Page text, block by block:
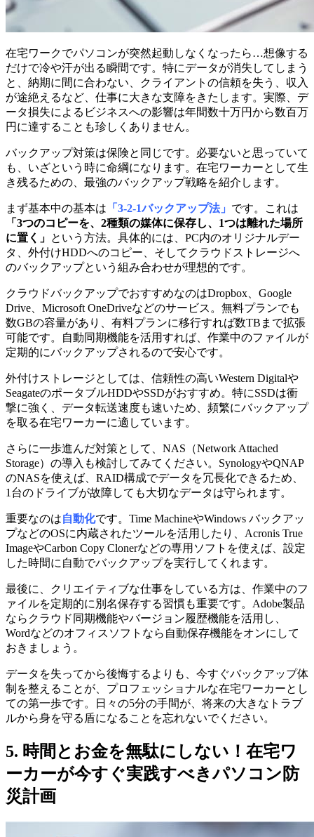
在宅ワークでパソコンが突然起動しなくなったら…想像する
だけで冷や汗が出る瞬間です。特にデータが消失してしまう
と、納期に間に合わない、クライアントの信頼を失う、収入
が途絶えるなど、仕事に大きな支障をきたします。実際、デ
ータ損失によるビジネスへの影響は年間数十万円から数百万
円に達することも珍しくありません。
バックアップ対策は保険と同じです。必要ないと思っていて
も、いざという時に命綱になります。在宅ワーカーとして生
き残るための、最強のバックアップ戦略を紹介します。
まず基本中の基本は 「3-2-1バックアップ法」 です。これは
「3つのコピーを、2種類の媒体に保存し、1つは離れた場所
に置く」 という方法。具体的には、PC内のオリジナルデー
タ、外付けHDDへのコピー、そしてクラウドストレージへ
のバックアップという組み合わせが理想的です。
クラウドバックアップでおすすめなのはDropbox、Google
Drive、Microsoft OneDriveなどのサービス。無料プランでも
数GBの容量があり、有料プランに移行すれば数TBまで拡張
可能です。自動同期機能を活用すれば、作業中のファイルが
定期的にバックアップされるので安心です。
外付けストレージとしては、信頼性の高いWestern Digitalや
SeagateのポータブルHDDやSSDがおすすめ。特にSSDは衝
撃に強く、データ転送速度も速いため、頻繁にバックアップ
を取る在宅ワーカーに適しています。
さらに一歩進んだ対策として、NAS（Network Attached
Storage）の導入も検討してみてください。SynologyやQNAP
のNASを使えば、RAID構成でデータを冗長化できるため、
1台のドライブが故障しても大切なデータは守られます。
重要なのは自動化です。Time MachineやWindows バックアッ
プなどのOSに内蔵されたツールを活用したり、Acronis True
ImageやCarbon Copy Clonerなどの専用ソフトを使えば、設定
した時間に自動でバックアップを実行してくれます。
最後に、クリエイティブな仕事をしている方は、作業中のフ
ァイルを定期的に別名保存する習慣も重要です。Adobe製品
ならクラウド同期機能やバージョン履歴機能を活用し、
Wordなどのオフィスソフトなら自動保存機能をオンにして
おきましょう。
データを失ってから後悔するよりも、今すぐバックアップ体
制を整えることが、プロフェッショナルな在宅ワーカーとし
ての第一歩です。日々の5分の手間が、将来の大きなトラブ
ルから身を守る盾になることを忘れないでください。
5. 時間とお金を無駄にしない！在宅ワ
ーカーが今すぐ実践すべきパソコン防
災計画